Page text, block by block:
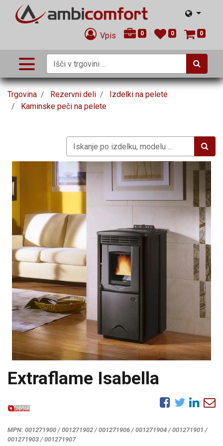
Vpis 0 0 0
Trgovina Rezervni deli
Izdelki na pelete
Kaminske peči na pelete
Extraflame Isabella
MPN: 001271900 / 001271902 / 001271906 / 001271904 / 001271901 /
001271903 / 001271907